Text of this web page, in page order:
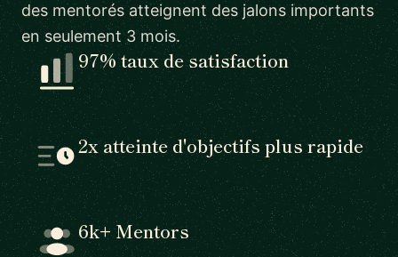
des mentorés atteignent des jalons importants
en seulement 3 mois.
97% taux de satisfaction
2x atteinte d'objectifs plus rapide
6k+ Mentors